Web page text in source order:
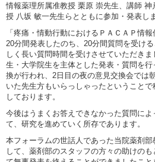
情報薬理所属准教授 栗原 崇先生、講師
授 八坂 敏一先生らとともに参加・発表し
「疼痛・情動行動におけるＰＡＣＡＰ情
20分間発表したのち、20分間質問を受け
しく長い質問時間を受けさせていただき
生・大学院生を主体とした発表・質問を
換が行われ、2日目の夜の意見交換会では
いた先生方もいらっしゃったということ
しております。
今後はうまくお答えできなかった質問に
て、研究を進めていく所存であります。
本フォーラムの世話人であった当院薬剤
して、薬剤部のスタッフの方々の助けの